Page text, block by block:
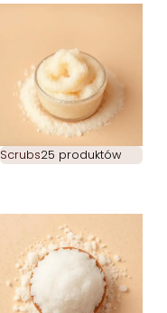
Scrubs25 produktów